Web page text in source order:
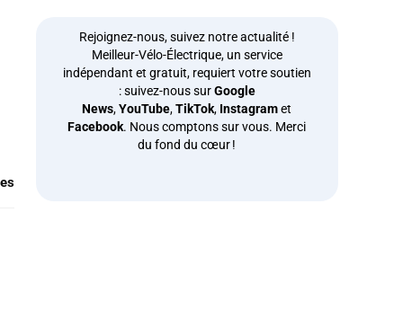
Rejoignez-nous, suivez notre actualité !
Meilleur-Vélo-Électrique, un service
indépendant et gratuit, requiert votre soutien
: suivez-nous surGoogle
News,YouTube,TikTok, Instagramet
Facebook. Nous comptons sur vous. Merci
du fond du cœur !